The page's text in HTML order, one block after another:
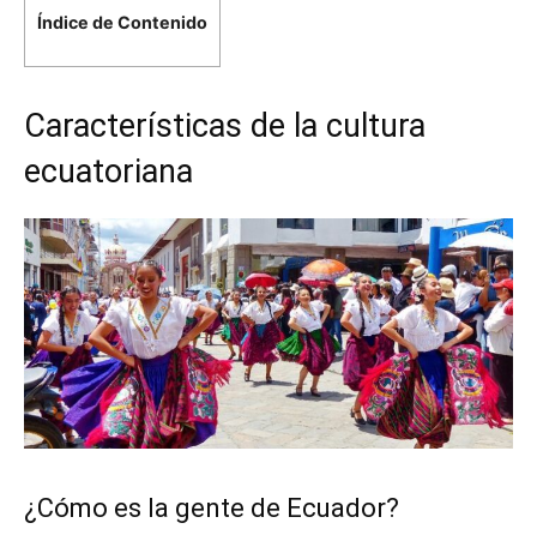
Índice de Contenido
Características de la cultura
ecuatoriana
¿Cómo es la gente de Ecuador?